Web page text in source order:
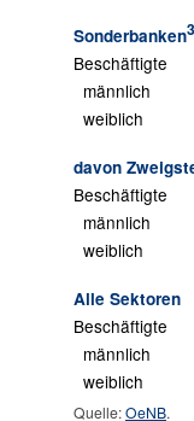
Sonderbanken3
Beschäftigte
männlich
weiblich
davon
Beschäftigte
männlich
weiblich
Alle Sektoren
Beschäftigte
männlich
weiblich
Quelle:OeNB.